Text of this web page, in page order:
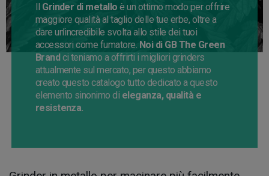
Il Grinder di metallo è un ottimo modo per offrire
maggiore qualità al taglio delle tue erbe, oltre a
dare un’incredibile svolta allo stile dei tuoi
accessori come fumatore. Noi di GB The Green
Brandci teniamo a offrirti i migliori grinders
attualmente sul mercato, per questo abbiamo
creato questo catalogo tutto dedicato a questo
elemento sinonimo di eleganza, qualità e
resistenza.